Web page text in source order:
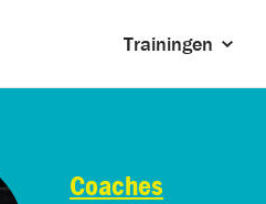
Trainingen
Coaches